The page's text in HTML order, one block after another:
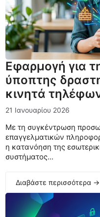
Εφαρμογή για
ύποπτης
κινητά
21 Ιανουαρίου 2026
Με τη συγκέντρωση
επαγγελματικών
η κατανόηση της
συστήματος...
Διαβάστε περισσότερα →